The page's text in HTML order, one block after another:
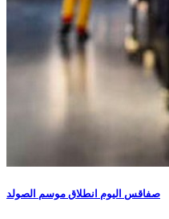
صفاقس اليوم انطلاق موسم الصولد